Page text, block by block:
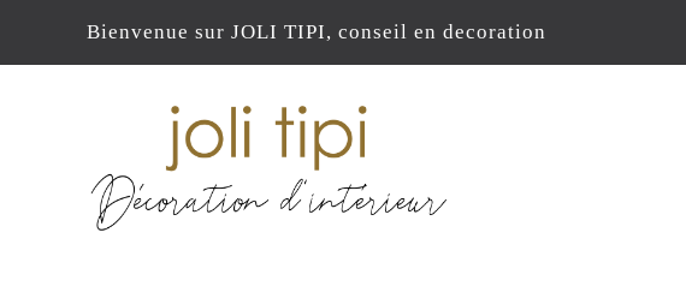
Bienvenue sur JOLI TIPI, conseil en decoration